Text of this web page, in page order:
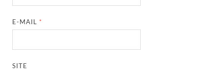
E-MAIL *
SITE